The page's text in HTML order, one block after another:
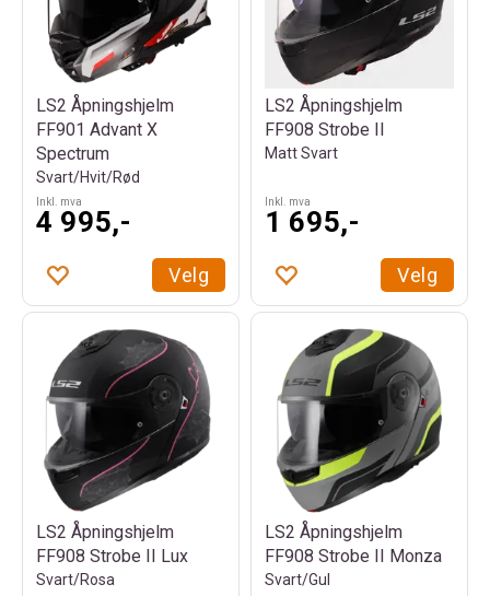
LS2 Åpningshjelm
FF901 Advant X
Spectrum
Svart/Hvit/Rød
Inkl. mva
4 995,-
Velg
LS2 Åpningshjelm
FF908 Strobe II
Matt Svart
Inkl. mva
1 695,-
Velg
LS2 Åpningshjelm
FF908 Strobe II Lux
Svart/Rosa
LS2 Åpningshjelm
FF908 Strobe II Monza
Svart/Gul